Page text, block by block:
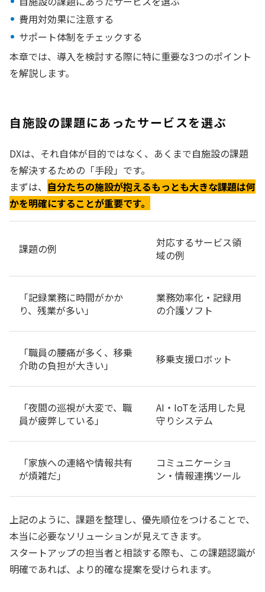
費用対効果に注意する
サポート体制をチェックする
本章では、導入を検討する際に特に重要な3つのポイント
を解説します。
自施設の課題にあったサービスを選ぶ
DXは、それ自体が目的ではなく、あくまで自施設の課題
を解決するための「手段」です。
まずは、 自分たちの施設が抱えるもっとも大きな課題は何
かを明確にすることが重要です。
課題の例
対応するサービス領
域の例
「記録業務に時間がかか
り、残業が多い」
業務効率化・記録用
の介護ソフト
「職員の腰痛が多く、移乗
介助の負担が大きい」
移乗支援ロボット
「夜間の巡視が大変で、職
員が疲弊している」
AI・IoTを活用した見
守りシステム
「家族への連絡や情報共有
が煩雑だ」
コミュニケーショ
ン・情報連携ツール
上記のように、課題を整理し、優先順位をつけることで、
本当に必要なソリューションが見えてきます。
スタートアップの担当者と相談する際も、この課題認識が
明確であれば、より的確な提案を受けられます。